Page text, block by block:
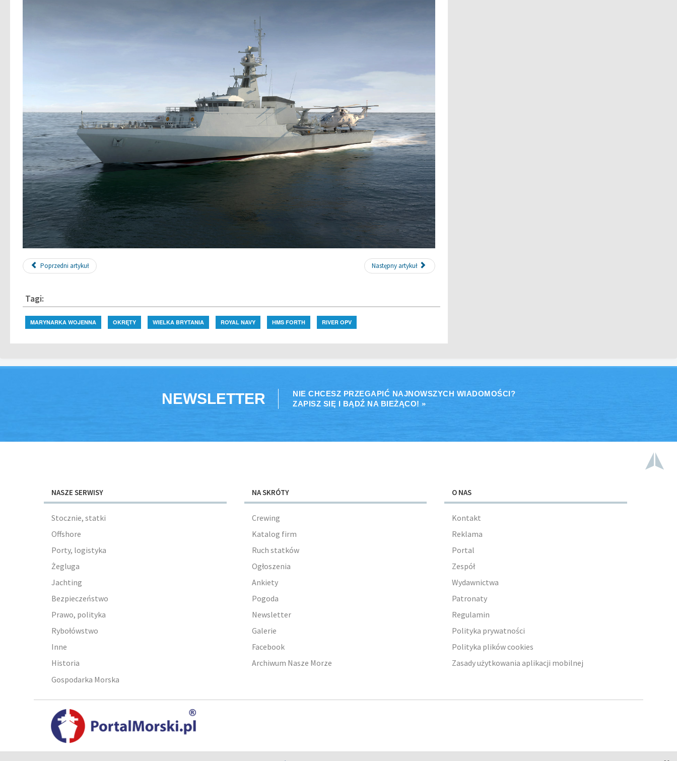
Poprzedni artykuł Następny artykuł
Tagi:
MARYNARKA WOJENNA OKRĘTY WIELKA BRYTANIA ROYAL NAVY HMS FORTH RIVER OPV
NEWSLETTER
NIE CHCESZ PRZEGAPIĆ NAJNOWSZYCH WIADOMOŚCI?
ZAPISZ SIĘ I BĄDŹ NA BIEŻĄCO! »
NASZE SERWISY
Stocznie, statki
Offshore
Porty, logistyka
Żegluga
Jachting
Bezpieczeństwo
Prawo, polityka
Rybołówstwo
Inne
Historia
Gospodarka Morska
NA SKRÓTY
Crewing
Katalog firm
Ruch statków
Ogłoszenia
Ankiety
Pogoda
Newsletter
Galerie
Facebook
Archiwum Nasze Morze
O NAS
Kontakt
Reklama
Portal
Zespół
Wydawnictwa
Patronaty
Regulamin
Polityka prywatności
Polityka plików cookies
Zasady użytkowania aplikacji mobilnej